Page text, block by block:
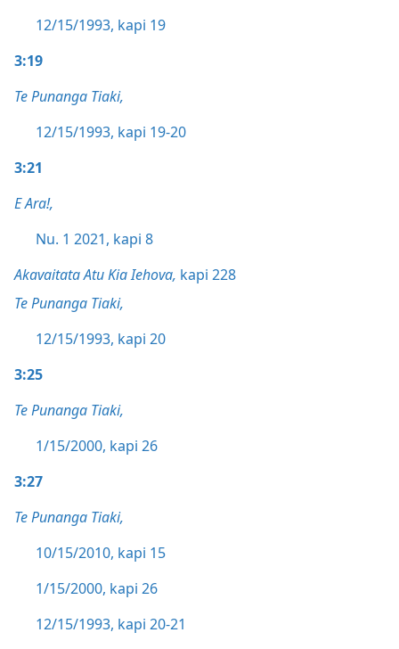
12/15/1993, kapi 19
3:19
Te Punanga Tiaki,
12/15/1993, kapi 19-20
3:21
E Ara!,
Nu. 1 2021, kapi 8
Akavaitata Atu Kia Iehova, kapi 228
Te Punanga Tiaki,
12/15/1993, kapi 20
3:25
Te Punanga Tiaki,
1/15/2000, kapi 26
3:27
Te Punanga Tiaki,
10/15/2010, kapi 15
1/15/2000, kapi 26
12/15/1993, kapi 20-21